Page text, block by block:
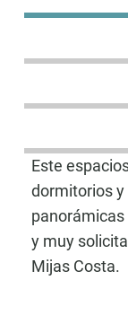
Este
dormitorios
panorámicas
y muy
Mijas Costa.